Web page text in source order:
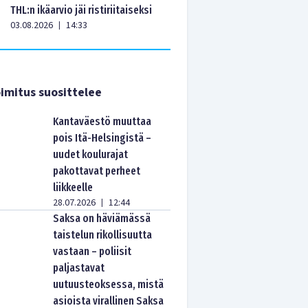
THL:n ikäarvio jäi ristiriitaiseksi
03.08.2026 | 14:33
suosittelee
Kantaväestö muuttaa
pois Itä-Helsingistä –
uudet koulurajat
pakottavat perheet
liikkeelle
28.07.2026 | 12:44
Saksa on häviämässä
taistelun rikollisuutta
vastaan – poliisit
paljastavat
uutuusteoksessa, mistä
asioista virallinen Saksa